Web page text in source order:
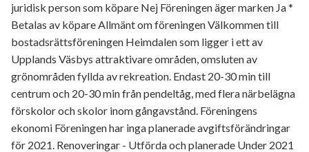
juridisk person som köpare Nej Föreningen äger marken Ja *
Betalas av köpare Allmänt om föreningen Välkommen till
bostadsrättsföreningen Heimdalen som ligger i ett av
Upplands Väsbys attraktivare områden, omsluten av
grönområden fyllda av rekreation. Endast 20-30 min till
centrum och 20-30 min från pendeltåg, med flera närbelägna
förskolor och skolor inom gångavstånd. Föreningens
ekonomi Föreningen har inga planerade avgiftsförändringar
för 2021. Renoveringar - Utförda och planerade Under 2021